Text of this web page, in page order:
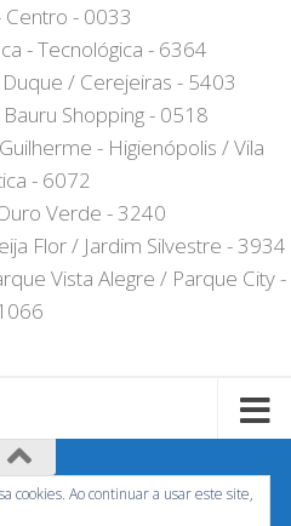
Centro - 0033
- Tecnológica - 6364
/ Cerejeiras - 5403
Shopping - 0518
- Higienópolis / Vila
- 6072
Verde - 3240
Flor / Jardim Silvestre - 3934
Vista Alegre / Parque City -
- Não tem nenhum vinculo
cookies. Ao continuar a usar este site,